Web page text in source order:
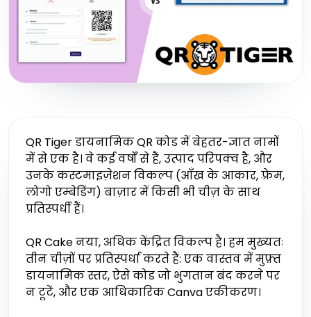
QR Tiger डायनामिक QR कोड में बेहतर-ज्ञात नामों
में से एक है। वे कई वर्षों से हैं, उत्पाद परिपक्व है, और
उनके कस्टमाइज़ेशन विकल्प (आँख के आकार, फ़्रेम,
लोगो एम्बेडिंग) बाज़ार में किसी भी चीज़ के साथ
प्रतिस्पर्धी हैं।
QR Cake नया, अधिक केंद्रित विकल्प है। हम मुख्यतः
तीन चीज़ों पर प्रतिस्पर्धा करते हैं: एक वास्तव में मुफ़्त
डायनामिक स्तर, ऐसे कोड जो भुगतान बंद करने पर
न टूटें, और एक आधिकारिक Canva एकीकरण।